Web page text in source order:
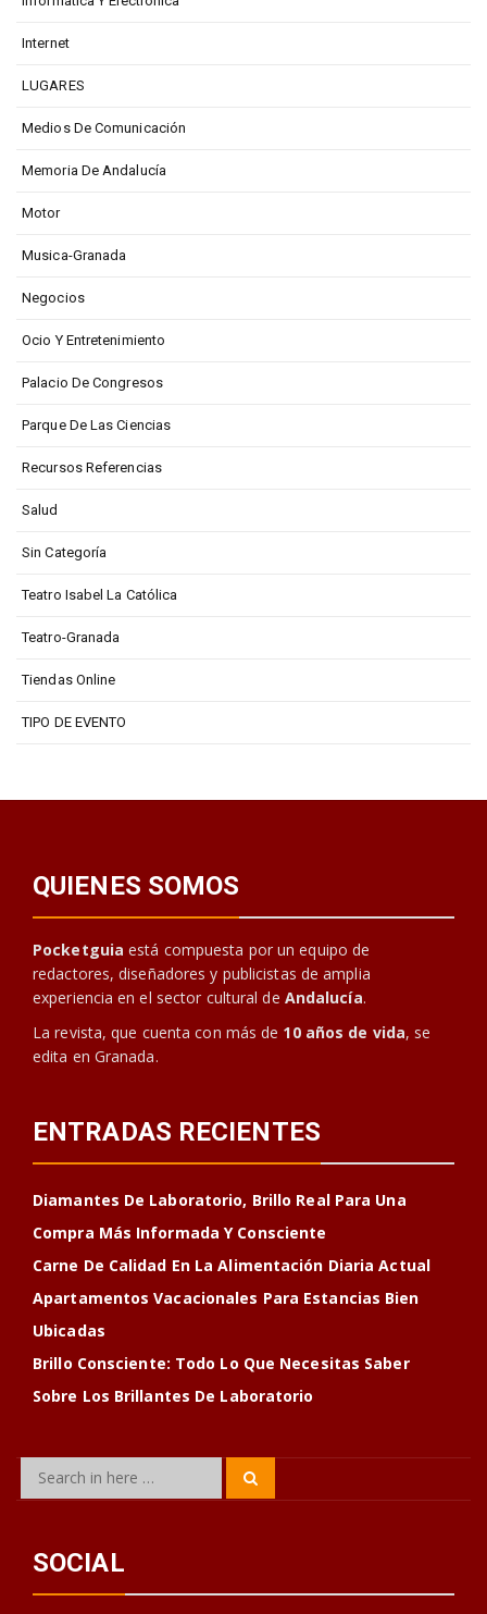
Internet
LUGARES
Medios De Comunicación
Memoria De Andalucía
Motor
Musica-Granada
Negocios
Ocio Y Entretenimiento
Palacio De Congresos
Parque De Las Ciencias
Recursos Referencias
Salud
Sin Categoría
Teatro Isabel La Católica
Teatro-Granada
Tiendas Online
TIPO DE EVENTO
QUIENES SOMOS
Pocketguia está compuesta por un equipo de
redactores, diseñadores y publicistas de amplia
experiencia en el sector cultural de Andalucía.
La revista, que cuenta con más de 10 años de vida, se
edita en Granada.
ENTRADAS RECIENTES
Diamantes De Laboratorio, Brillo Real Para Una
Compra Más Informada Y Consciente
Carne De Calidad En La Alimentación Diaria Actual
Apartamentos Vacacionales Para Estancias Bien
Ubicadas
Brillo Consciente: Todo Lo Que Necesitas Saber
Sobre Los Brillantes De Laboratorio
Search
SOCIAL